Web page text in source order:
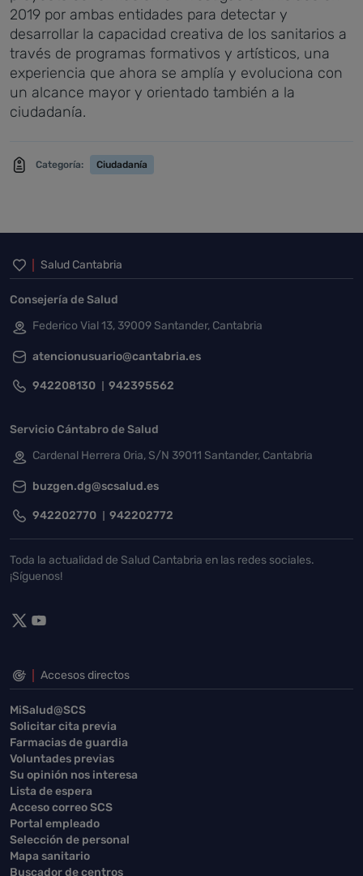
2019 por ambas entidades para detectar y
desarrollar la capacidad creativa de los sanitarios a
través de programas formativos y artísticos, una
experiencia que ahora se amplía y evoluciona con
un alcance mayor y orientado también a la
ciudadanía.
Categoría: Ciudadanía
Inicio del pie de página
Salud Cantabria
Consejería de Salud
Federico Vial 13, 39009 Santander, Cantabria
atencionusuario@cantabria.es
942208130 942395562
Servicio Cántabro de Salud
Cardenal Herrera Oria, S/N 39011 Santander, Cantabria
buzgen.dg@scsalud.es
942202770 942202772
Toda la actualidad de Salud Cantabria en las redes sociales.
¡Síguenos!
Accesos directos
MiSalud@SCS
Solicitar cita previa
Farmacias de guardia
Voluntades previas
Su opinión nos interesa
Lista de espera
Acceso correo SCS
Portal empleado
Selección de personal
Mapa sanitario
Buscador de centros